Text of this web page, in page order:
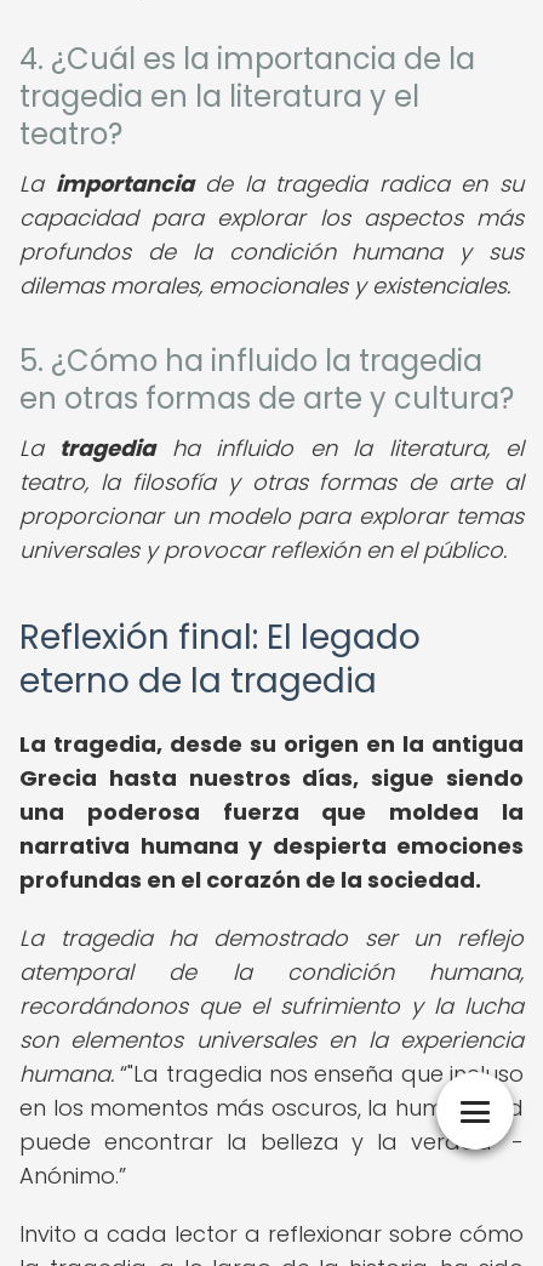
4. ¿Cuál es la importancia de la
tragedia en la literatura y el
teatro?
La importanciade la tragedia radica en su
capacidad para explorar los aspectos más
profundos de la condición humana y sus
dilemas morales, emocionales y existenciales.
5. ¿Cómo ha influido la tragedia
en otras formas de arte y cultura?
La tragediaha influido en la literatura, el
teatro, la filosofía y otras formas de arte al
proporcionar un modelo para explorar temas
universales y provocar reflexión en el público.
Reflexión final: El legado
eterno de la tragedia
La tragedia, desde su origen en la antigua
Grecia hasta nuestros días, sigue siendo
una poderosa fuerza que moldea la
narrativa humana y despierta emociones
profundas en el corazón de la sociedad.
La tragedia ha demostrado ser un reflejo
atemporal de la condición humana,
recordándonos que el sufrimiento y la lucha
son elementos universales en la experiencia
humana. "La tragedia nos enseña que incluso
en los momentos más oscuros, la humanidad
puede encontrar la belleza y la verdad" -
Anónimo.
Invito a cada lector a reflexionar sobre cómo